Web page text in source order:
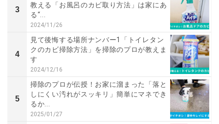
3
教える「お風呂のカビ取り方法」は家にあ
る“...
2024/11/26
4
見て後悔する場所ナンバー1「トイレタン
クのカビ掃除方法」を掃除のプロが教えま
す
2024/12/16
5
掃除のプロが伝授！お家に溜まった「落と
しにくい汚れがスッキリ」簡単にマネでき
るか...
2025/01/27